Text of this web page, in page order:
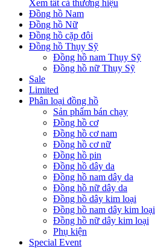
Xem tất cả thương hiệu
Đồng hồ Nam
Đồng hồ Nữ
Đồng hồ cặp đôi
Đồng hồ Thụy Sỹ
Đồng hồ nam Thụy Sỹ
Đồng hồ nữ Thụy Sỹ
Sale
Limited
Phân loại đồng hồ
Sản phẩm bán chạy
Đồng hồ cơ
Đồng hồ cơ nam
Đồng hồ cơ nữ
Đồng hồ pin
Đồng hồ dây da
Đồng hồ nam dây da
Đồng hồ nữ dây da
Đồng hồ dây kim loại
Đồng hồ nam dây kim loại
Đồng hồ nữ dây kim loại
Phụ kiện
Special Event